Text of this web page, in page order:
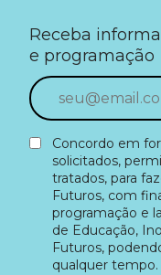
Receba
e programação
Concordo em
solicitados,
tratados, para
Futuros, com
programação e
de Educação,
Futuros,
qualquer tempo.